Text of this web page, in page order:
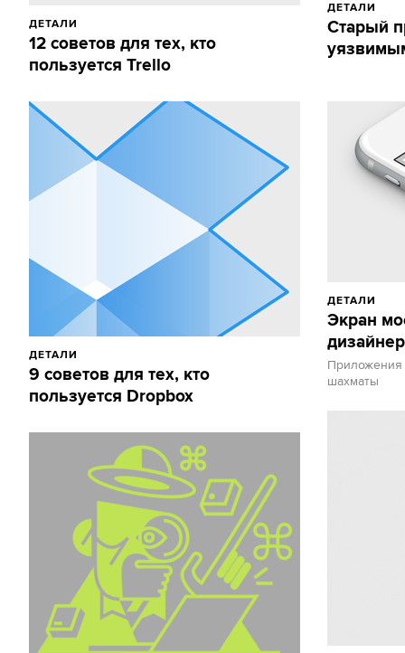
ДЕТАЛИ
12 советов для тех, кто
пользуется Trello
ДЕТАЛИ
Старый
ДЕТАЛИ
9 советов для тех, кто
пользуется Dropbox
ДЕТАЛИ
Экран
Приложения
шахматы